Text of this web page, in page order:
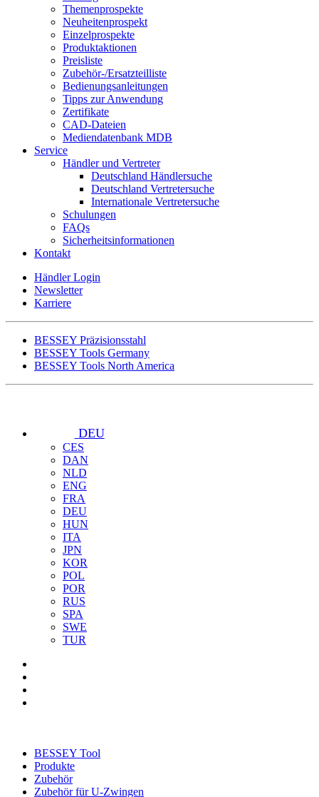
Themenprospekte
Neuheitenprospekt
Einzelprospekte
Produktaktionen
Preisliste
Zubehör-/Ersatzteilliste
Bedienungsanleitungen
Tipps zur Anwendung
Zertifikate
CAD-Dateien
Mediendatenbank MDB
Service
Händler und Vertreter
Deutschland Händlersuche
Deutschland Vertretersuche
Internationale Vertretersuche
Schulungen
FAQs
Sicherheitsinformationen
Kontakt
Händler Login
Newsletter
Karriere
BESSEY Präzisionsstahl
BESSEY Tools Germany
BESSEY Tools North America
DEU
CES
DAN
NLD
ENG
FRA
DEU
HUN
ITA
JPN
KOR
POL
POR
RUS
SPA
SWE
TUR
BESSEY Tool
Produkte
Zubehör
Zubehör für U-Zwingen